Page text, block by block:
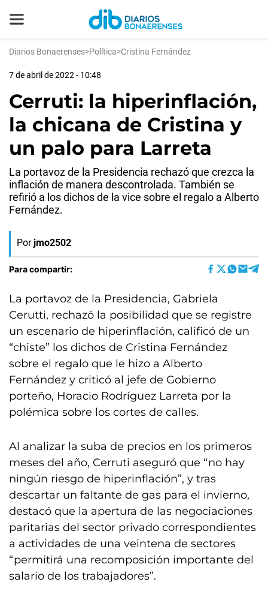
Diarios Bonaerenses>Política>Cristina Fernández
7 de abril de 2022 - 10:48
Cerruti: la hiperinflación,
la chicana de Cristina y
un palo para Larreta
La portavoz de la Presidencia rechazó que crezca la
inflación de manera descontrolada. También se
refirió a los dichos de la vice sobre el regalo a Alberto
Fernández.
Por jmo2502
Para compartir:
La portavoz de la Presidencia, Gabriela
Cerutti, rechazó la posibilidad que se registre
un escenario de hiperinflación, calificó de un
“chiste” los dichos de Cristina Fernández
sobre el regalo que le hizo a Alberto
Fernández y criticó al jefe de Gobierno
porteño, Horacio Rodríguez Larreta por la
polémica sobre los cortes de calles.
Al analizar la suba de precios en los primeros
meses del año, Cerruti aseguró que “no hay
ningún riesgo de hiperinflación”, y tras
descartar un faltante de gas para el invierno,
destacó que la apertura de las negociaciones
paritarias del sector privado correspondientes
a actividades de una veintena de sectores
“permitirá una recomposición importante del
salario de los trabajadores”.